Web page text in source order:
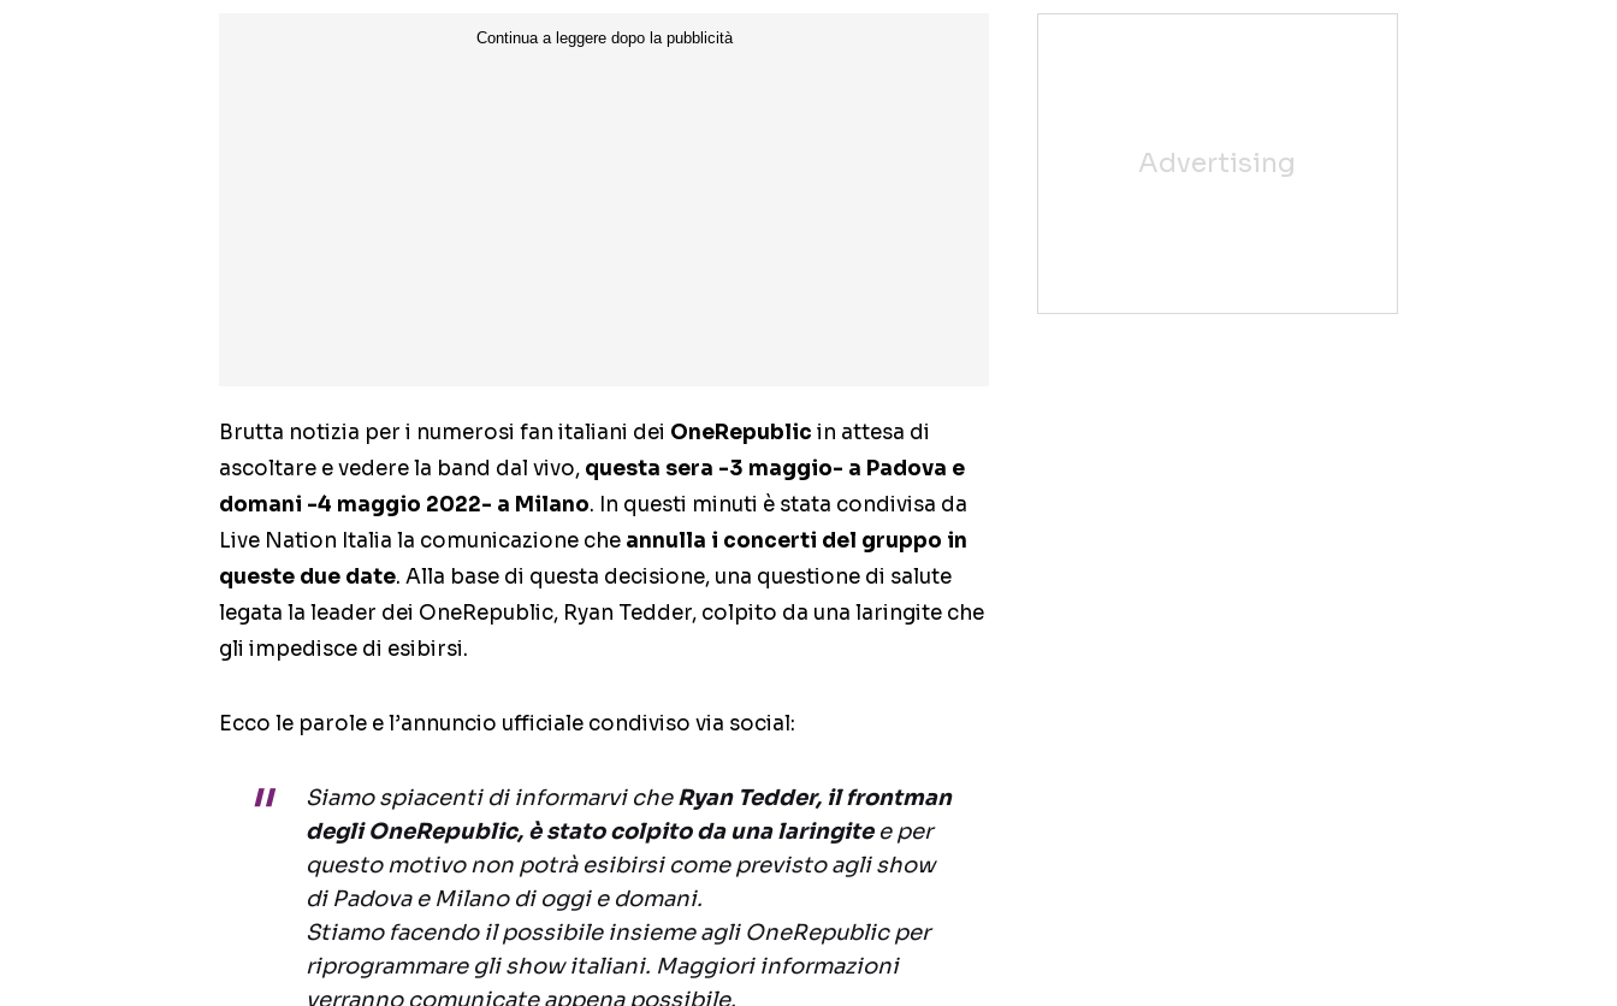
Brutta notizia per i numerosi fan italiani dei OneRepublic in attesa di
ascoltare e vedere la band dal vivo, questa sera -3 maggio- a Padova e
domani -4 maggio 2022- a Milano. In questi minuti è stata condivisa da
Live Nation Italia la comunicazione che annulla i concerti del gruppo in
queste due date. Alla base di questa decisione, una questione di salute
legata la leader dei OneRepublic, Ryan Tedder, colpito da una laringite che
gli impedisce di esibirsi.
Ecco le parole e l’annuncio ufficiale condiviso via social:
Siamo spiacenti di informarvi cheRyan Tedder, il frontman
degli OneRepublic, è stato colpito da una laringitee per
questo motivo non potrà esibirsi come previsto agli show
di Padova e Milano di oggi e domani.
Stiamo facendo il possibile insieme agli OneRepublic per
riprogrammare gli show italiani. Maggiori informazioni
verranno comunicate appena possibile.